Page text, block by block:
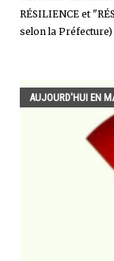
RÉSILIENCE et
selon la
AUJOURD'HUI EN